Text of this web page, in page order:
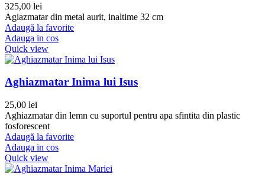
325,00 lei
Agiazmatar din metal aurit, inaltime 32 cm
Adaugă la favorite
Adauga in cos
Quick view
Aghiazmatar Inima lui Isus
25,00 lei
Aghiazmatar din lemn cu suportul pentru apa sfintita din plastic
fosforescent
Adaugă la favorite
Adauga in cos
Quick view